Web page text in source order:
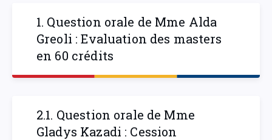
1. Question orale de Mme Alda
Greoli : Evaluation des masters
en 60 crédits
2.1. Question orale de Mme
Gladys Kazadi : Cession